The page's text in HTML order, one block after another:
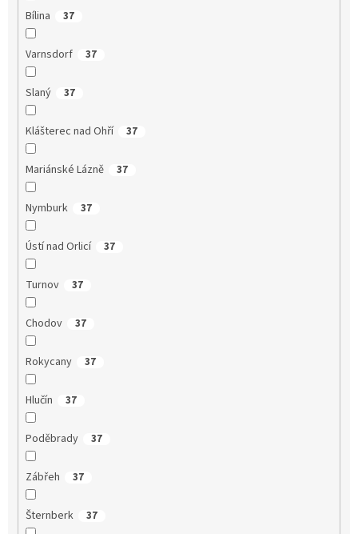
Bílina 37
Varnsdorf 37
Slaný 37
Klášterec nad Ohří 37
Mariánské Lázně 37
Nymburk 37
Ústí nad Orlicí 37
Turnov 37
Chodov 37
Rokycany 37
Hlučín 37
Poděbrady 37
Zábřeh 37
Šternberk 37